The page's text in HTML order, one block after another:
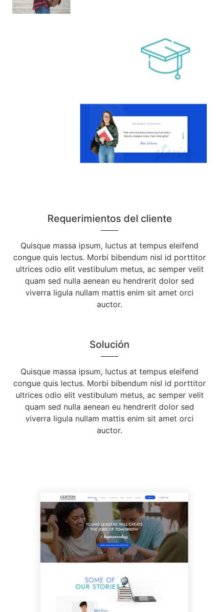
Requerimientos del cliente
Quisque massa ipsum, luctus at tempus eleifend
congue quis lectus. Morbi bibendum nisl id porttitor
ultrices odio elit vestibulum metus, ac semper velit
quam sed nulla aenean eu hendrerit dolor sed
viverra ligula nullam mattis enim sit amet orci
auctor.
Solución
Quisque massa ipsum, luctus at tempus eleifend
congue quis lectus. Morbi bibendum nisl id porttitor
ultrices odio elit vestibulum metus, ac semper velit
quam sed nulla aenean eu hendrerit dolor sed
viverra ligula nullam mattis enim sit amet orci
auctor.